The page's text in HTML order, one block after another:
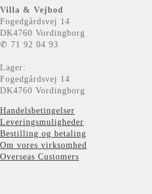
Villa & Vejbod
Fogedgårdsvej 14
DK4760 Vordingborg
✆ 71 92 04 93
Lager:
Fogedgårdsvej 14
DK4760 Vordingborg
Handelsbetingelser
Leveringsmuligheder
Bestilling og betaling
Om vores virksomhed
Overseas Customers